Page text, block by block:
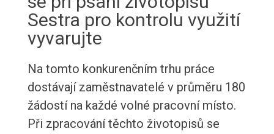
Sestra pro kontrolu využití
vyvarujte
Na tomto konkurenčním trhu práce
dostávají zaměstnavatelé v průměru 180
žádostí na každé volné pracovní místo.
Při zpracování těchto životopisů se